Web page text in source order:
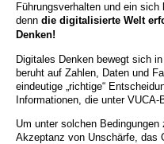
Führungsverhalten und ein
denn die digitalisierte Welt
Denken!
Digitales Denken bewegt sich
beruht auf Zahlen, Daten und
eindeutige „richtige“
Informationen, die unter
Um unter solchen
Akzeptanz von Unschärfe, das